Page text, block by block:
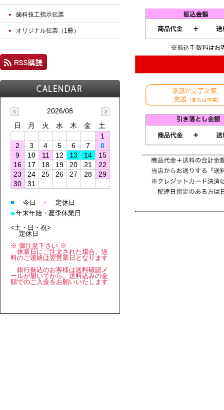
歯科技工指示伝票
オリジナル伝票（1冊）
2026/08
日
月 火 水 木 金
土
1
2
3 4 5 6 7
8
9
10 11 12 13 14
15
16
17 18 19 20 21
22
23
24 25 26 27 28
29
30
31
■ 今日 ■ 定休日
■年末年始・夏季休業日
<土・日・祝>
定休日
※ 御注意下さい ※
休業日にご注文された場合、送
料のご連絡は翌営業日となります
銀行振込のお客様は送料確認メ
ールが届いてから、送料込みの金
額でのご入金をお願いいたします